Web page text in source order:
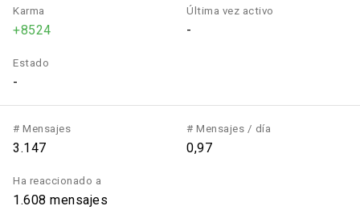
Karma
+8524
Última vez activo
-
Estado
-
# Mensajes
3.147
# Mensajes / día
0,97
Ha reaccionado a
1.608 mensajes